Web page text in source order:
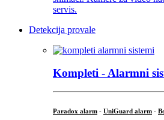
Detekcija provale
Kompleti - Alarmni
Paradox alarm - UniGuard alarm -